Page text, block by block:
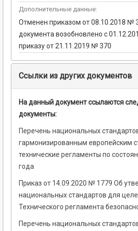
Дополнительные данные:
Отменен приказом от 08.10.2018 №
документа возобновлено с
приказу от 21.11.2019 № 370
Ссылки из других документов
На данный документ ссылаются
документы:
Перечень национальных
гармонизированным европейским
технические регламенты по
года
Приказ от 14.09.2020 № 1779 Об
национальных стандартов для
Технического регламента
Перечень национальных